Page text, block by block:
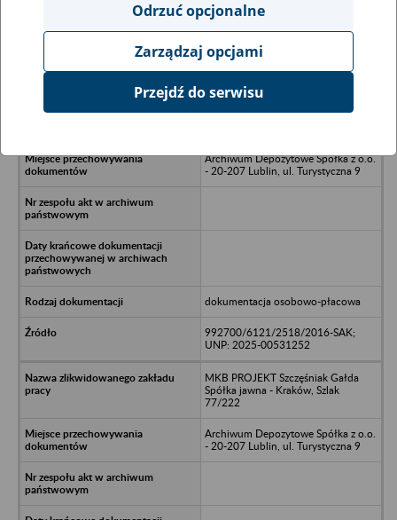
Ukryj wszystkie pozycje bazy
NP PALCO - Warszawa, ul.
Archiwum Depozytowe Spółka z o.o.
- 20-207 Lublin, ul. Turystyczna 9
dokumentacja osobowo-płacowa
992700/6121/2518/2016-SAK;
UNP: 2025-00531252
MKB PROJEKT Szczęśniak Gałda
Spółka jawna - Kraków, Szlak
77/222
Archiwum Depozytowe Spółka z o.o.
- 20-207 Lublin, ul. Turystyczna 9
Odrzuć opcjonalne
Zarządzaj opcjami
Przejdź do serwisu